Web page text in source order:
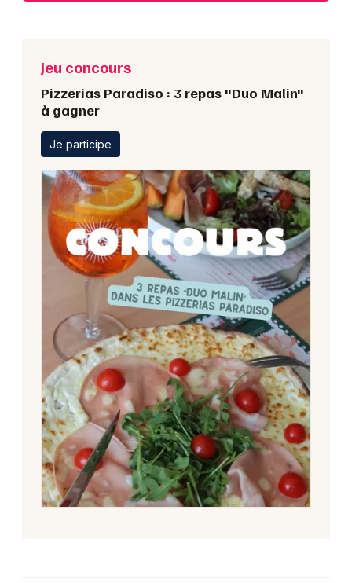
Jeu concours
Pizzerias Paradiso : 3 repas "Duo Malin"
à gagner
Je participe